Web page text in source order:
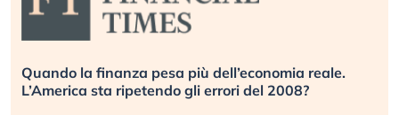
Quando la finanza pesa più dell’economia reale.
L’America sta ripetendo gli errori del 2008?